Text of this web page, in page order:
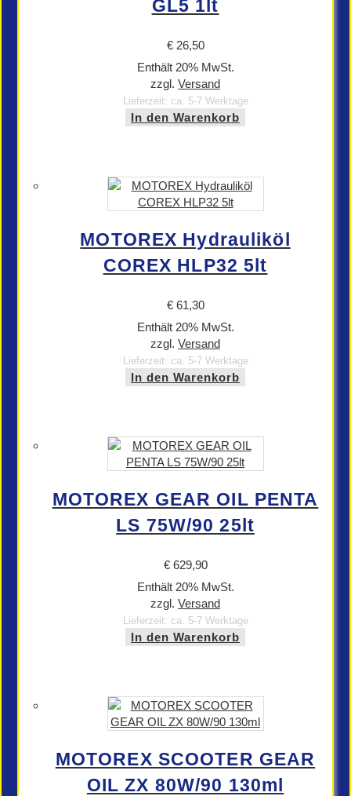
GL5 1lt
€26,50
Enthält 20% MwSt.
zzgl. Versand
Lieferzeit: ca. 5-7 Werktage
In den Warenkorb
MOTOREX Hydrauliköl
COREX HLP32 5lt
€61,30
Enthält 20% MwSt.
zzgl. Versand
Lieferzeit: ca. 5-7 Werktage
In den Warenkorb
MOTOREX GEAR OIL PENTA
LS 75W/90 25lt
€629,90
Enthält 20% MwSt.
zzgl. Versand
Lieferzeit: ca. 5-7 Werktage
In den Warenkorb
MOTOREX SCOOTER GEAR
OIL ZX 80W/90 130ml